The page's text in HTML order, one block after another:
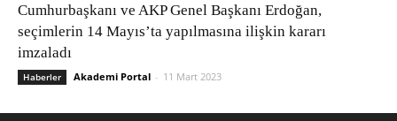
Cumhurbaşkanı ve AKP Genel Başkanı Erdoğan,
seçimlerin 14 Mayıs’ta yapılmasına ilişkin kararı
imzaladı
Haberler Akademi Portal - 11 Mart 2023